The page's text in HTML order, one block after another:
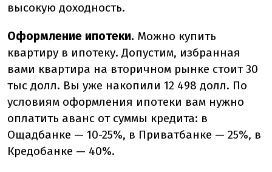
высокую доходность.
Оформление ипотеки. Можно купить
квартиру в ипотеку. Допустим, избранная
вами квартира на вторичном рынке стоит 30
тыс долл. Вы уже накопили 12 498 долл. По
условиям оформления ипотеки вам нужно
оплатить аванс от суммы кредита: в
Ощадбанке — 10-25%, в Приватбанке — 25%, в
Кредобанке — 40%.